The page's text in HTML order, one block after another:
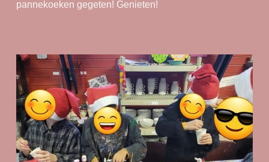
pannekoeken gegeten! Genieten!